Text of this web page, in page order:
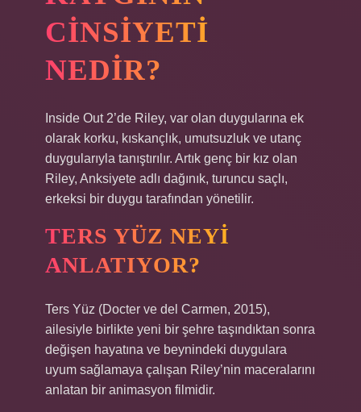
CINSIYETI
NEDIR?
Inside Out 2’de Riley, var olan duygularına ek
olarak korku, kıskançlık, umutsuzluk ve utanç
duygularıyla tanıştırılır. Artık genç bir kız olan
Riley, Anksiyete adlı dağınık, turuncu saçlı,
erkeksi bir duygu tarafından yönetilir.
TERS YÜZ NEYI
ANLATIYOR?
Ters Yüz (Docter ve del Carmen, 2015),
ailesiyle birlikte yeni bir şehre taşındıktan sonra
değişen hayatına ve beynindeki duygulara
uyum sağlamaya çalışan Riley’nin maceralarını
anlatan bir animasyon filmidir.